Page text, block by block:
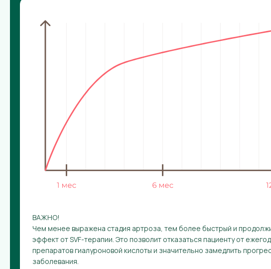
ВАЖНО!
Чем менее выражена стадия артроза, тем более быстрый и
эффект от SVF-терапии. Это позволит отказаться пациенту от
препаратов гиалуроновой кислоты и значительно замедлить
заболевания.